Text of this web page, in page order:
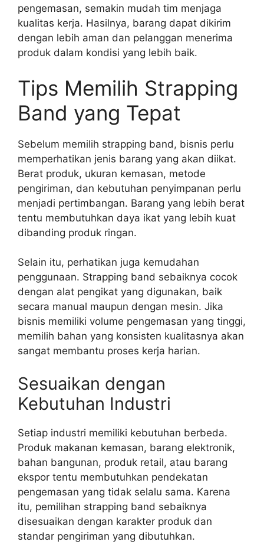
pengemasan, semakin mudah tim menjaga
kualitas kerja. Hasilnya, barang dapat dikirim
dengan lebih aman dan pelanggan menerima
produk dalam kondisi yang lebih baik.
Tips Memilih Strapping
Band yang Tepat
Sebelum memilih strapping band, bisnis perlu
memperhatikan jenis barang yang akan diikat.
Berat produk, ukuran kemasan, metode
pengiriman, dan kebutuhan penyimpanan perlu
menjadi pertimbangan. Barang yang lebih berat
tentu membutuhkan daya ikat yang lebih kuat
dibanding produk ringan.
Selain itu, perhatikan juga kemudahan
penggunaan. Strapping band sebaiknya cocok
dengan alat pengikat yang digunakan, baik
secara manual maupun dengan mesin. Jika
bisnis memiliki volume pengemasan yang tinggi,
memilih bahan yang konsisten kualitasnya akan
sangat membantu proses kerja harian.
Sesuaikan dengan
Kebutuhan Industri
Setiap industri memiliki kebutuhan berbeda.
Produk makanan kemasan, barang elektronik,
bahan bangunan, produk retail, atau barang
ekspor tentu membutuhkan pendekatan
pengemasan yang tidak selalu sama. Karena
itu, pemilihan strapping band sebaiknya
disesuaikan dengan karakter produk dan
standar pengiriman yang dibutuhkan.